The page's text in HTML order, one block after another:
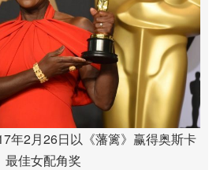
年2月26日以《藩篱》赢得奥斯卡
最佳女配角奖